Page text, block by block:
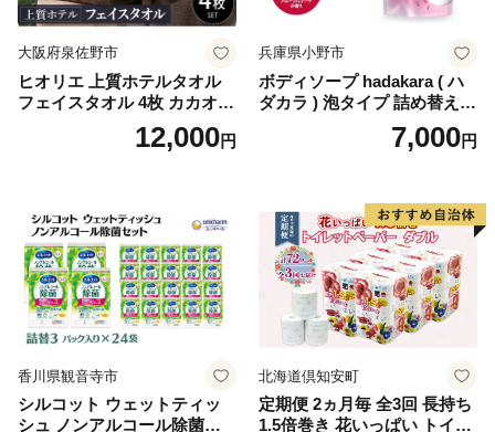
大阪府泉佐野市
ヒオリエ 上質ホテルタオル
フェイスタオル 4枚 カカオ
【タオル 泉州タオル 吸水 普
段使い 無地 シンプル 日用品
12,000円
兵庫県小野市
ボディソープ hadakara ( ハ
ダカラ ) 泡タイプ 詰め替え 4
40ml×4袋 ボディーソープ 泡
ボディソープ 泡 日用品 消耗
泡石鹸 石鹸 兵庫 兵庫県 小野
7,000円
香川県観音寺市
シルコット ウェットティッ
シュ ノンアルコール除菌詰
北海道倶知安町
定期便 2ヵ月毎 全3回 長持ち
1.5倍巻き 花いっぱい トイレ